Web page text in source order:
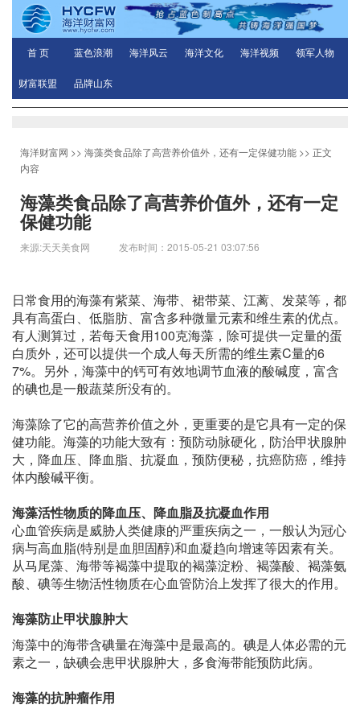
首 页 蓝色浪潮 海洋风云 海洋文化 海洋视频 领军人物
财富联盟 品牌山东
海洋财富网 >> 海藻类食品除了高营养价值外，还有一定保健功能 >> 正文
内容
海藻类食品除了高营养价值外，还有一定
保健功能
来源:天天美食网 发布时间：2015-05-21 03:07:56
日常食用的海藻有紫菜、海带、裙带菜、江蓠、发菜等，都
具有高蛋白、低脂肪、富含多种微量元素和维生素的优点。
有人测算过，若每天食用100克海藻，除可提供一定量的蛋
白质外，还可以提供一个成人每天所需的维生素C量的6
7%。另外，海藻中的钙可有效地调节血液的酸碱度，富含
的碘也是一般蔬菜所没有的。
海藻除了它的高营养价值之外，更重要的是它具有一定的保
健功能。海藻的功能大致有：预防动脉硬化，防治甲状腺肿
大，降血压、降血脂、抗凝血，预防便秘，抗癌防癌，维持
体内酸碱平衡。
海藻活性物质的降血压、降血脂及抗凝血作用
心血管疾病是威胁人类健康的严重疾病之一，一般认为冠心
病与高血脂(特别是血胆固醇)和血凝趋向增速等因素有关。
从马尾藻、海带等褐藻中提取的褐藻淀粉、褐藻酸、褐藻氨
酸、碘等生物活性物质在心血管防治上发挥了很大的作用。
海藻防止甲状腺肿大
海藻中的海带含碘量在海藻中是最高的。碘是人体必需的元
素之一，缺碘会患甲状腺肿大，多食海带能预防此病。
海藻的抗肿瘤作用